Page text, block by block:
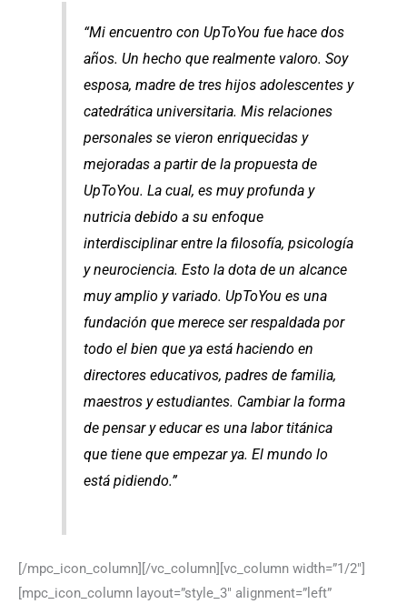
“Mi encuentro con UpToYou fue hace dos
años. Un hecho que realmente valoro. Soy
esposa, madre de tres hijos adolescentes y
catedrática universitaria. Mis relaciones
personales se vieron enriquecidas y
mejoradas a partir de la propuesta de
UpToYou. La cual, es muy profunda y
nutricia debido a su enfoque
interdisciplinar entre la filosofía, psicología
y neurociencia. Esto la dota de un alcance
muy amplio y variado. UpToYou es una
fundación que merece ser respaldada por
todo el bien que ya está haciendo en
directores educativos, padres de familia,
maestros y estudiantes. Cambiar la forma
de pensar y educar es una labor titánica
que tiene que empezar ya. El mundo lo
está pidiendo.”
[/mpc_icon_column][/vc_column][vc_column width=”1/2″]
[mpc_icon_column layout=”style_3″ alignment=”left”